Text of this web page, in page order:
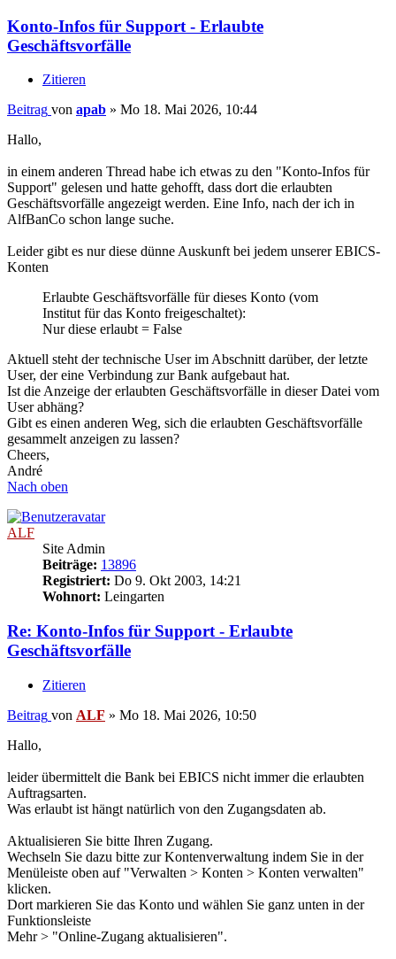
Konto-Infos für Support - Erlaubte
Geschäftsvorfälle
Zitieren
Beitrag von apab » Mo 18. Mai 2026, 10:44
Hallo,
in einem anderen Thread habe ich etwas zu den "Konto-Infos für
Support" gelesen und hatte gehofft, dass dort die erlaubten
Geschäftsvorfälle angezeigt werden. Eine Info, nach der ich in
AlfBanCo schon lange suche.
Leider gibt es nur diese dünne Auskunft bei jedem unserer EBICS-
Konten
Erlaubte Geschäftsvorfälle für dieses Konto (vom
Institut für das Konto freigeschaltet):
Nur diese erlaubt = False
Aktuell steht der technische User im Abschnitt darüber, der letzte
User, der eine Verbindung zur Bank aufgebaut hat.
Ist die Anzeige der erlaubten Geschäftsvorfälle in dieser Datei vom
User abhäng?
Gibt es einen anderen Weg, sich die erlaubten Geschäftsvorfälle
gesammelt anzeigen zu lassen?
Cheers,
André
Nach oben
ALF
Site Admin
Beiträge: 13896
Registriert: Do 9. Okt 2003, 14:21
Wohnort: Leingarten
Re: Konto-Infos für Support - Erlaubte
Geschäftsvorfälle
Zitieren
Beitrag von ALF » Mo 18. Mai 2026, 10:50
Hallo,
leider übermittelt die Bank bei EBICS nicht immer die erlaubten
Auftragsarten.
Was erlaubt ist hängt natürlich von den Zugangsdaten ab.
Aktualisieren Sie bitte Ihren Zugang.
Wechseln Sie dazu bitte zur Kontenverwaltung indem Sie in der
Menüleiste oben auf "Verwalten > Konten > Konten verwalten"
klicken.
Dort markieren Sie das Konto und wählen Sie ganz unten in der
Funktionsleiste
Mehr > "Online-Zugang aktualisieren".